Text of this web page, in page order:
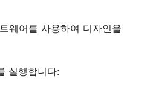
웨어를 사용하여 디자인을
실행합니다: